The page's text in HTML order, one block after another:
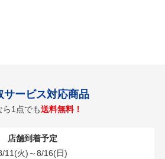
サービス対応商品
ら1点でも送料無料！
店舗到着予定
11(火)～8/16(日)